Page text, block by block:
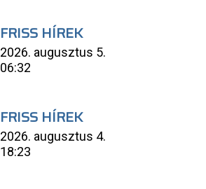
FRISS HÍREK
2026. augusztus 5.
06:32
FRISS HÍREK
2026. augusztus 4.
18:23